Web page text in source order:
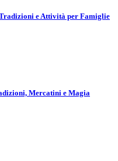
e Attività per Famiglie
Mercatini e Magia